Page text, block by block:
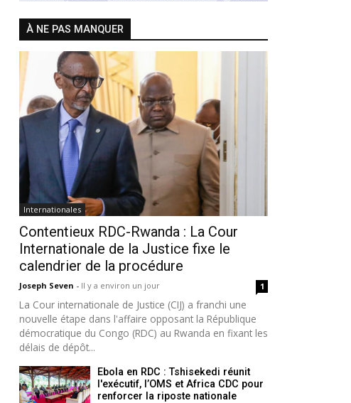
À NE PAS MANQUER
Internationales
Contentieux RDC-Rwanda : La Cour
Internationale de la Justice fixe le
calendrier de la procédure
Joseph Seven - Il y a environ un jour 1
La Cour internationale de Justice (CIJ) a franchi une
nouvelle étape dans l'affaire opposant la République
démocratique du Congo (RDC) au Rwanda en fixant les
délais de dépôt...
Ebola en RDC : Tshisekedi réunit
l'exécutif, l’OMS et Africa CDC pour
renforcer la riposte nationale